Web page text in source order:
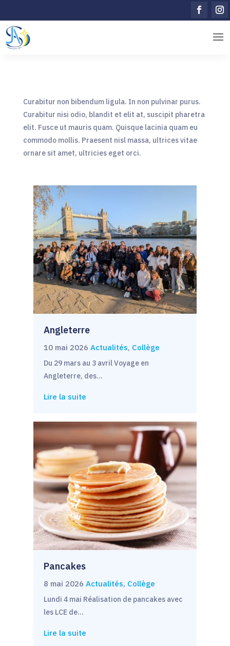
Curabitur non bibendum ligula. In non pulvinar purus.
Curabitur nisi odio, blandit et elit at, suscipit pharetra
elit. Fusce ut mauris quam. Quisque lacinia quam eu
commodo mollis. Praesent nisl massa, ultrices vitae
ornare sit amet, ultricies eget orci.
Angleterre
10 mai 2026 Actualités, Collège
Du 29 mars au 3 avril Voyage en
Angleterre, des…
Lire la suite
Pancakes
8 mai 2026 Actualités, Collège
Lundi 4 mai Réalisation de pancakes avec
les LCE de…
Lire la suite